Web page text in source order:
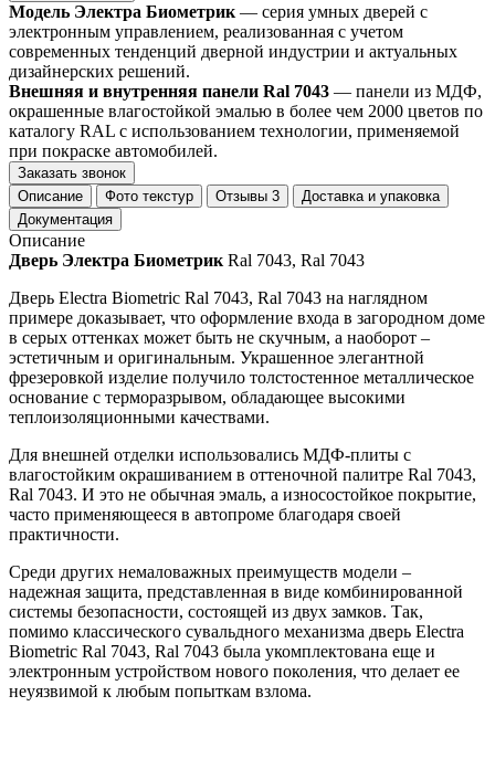
Модель Электра Биометрик — серия умных дверей с
электронным управлением, реализованная с учетом
современных тенденций дверной индустрии и актуальных
дизайнерских решений.
Внешняя и внутренняя панели Ral 7043 — панели из МДФ,
окрашенные влагостойкой эмалью в более чем 2000 цветов по
каталогу RAL с использованием технологии, применяемой
при покраске автомобилей.
Заказать звонок
Описание
Фото текстур Отзывы 3
Доставка и упаковка
Документация
Описание
Дверь Электра Биометрик Ral 7043, Ral 7043
Дверь Electra Biometric Ral 7043, Ral 7043 на наглядном
примере доказывает, что оформление входа в загородном доме
в серых оттенках может быть не скучным, а наоборот –
эстетичным и оригинальным. Украшенное элегантной
фрезеровкой изделие получило толстостенное металлическое
основание с терморазрывом, обладающее высокими
теплоизоляционными качествами.
Для внешней отделки использовались МДФ-плиты с
влагостойким окрашиванием в оттеночной палитре Ral 7043,
Ral 7043. И это не обычная эмаль, а износостойкое покрытие,
часто применяющееся в автопроме благодаря своей
практичности.
Среди других немаловажных преимуществ модели –
надежная защита, представленная в виде комбинированной
системы безопасности, состоящей из двух замков. Так,
помимо классического сувальдного механизма дверь Electra
Biometric Ral 7043, Ral 7043 была укомплектована еще и
электронным устройством нового поколения, что делает ее
неуязвимой к любым попыткам взлома.